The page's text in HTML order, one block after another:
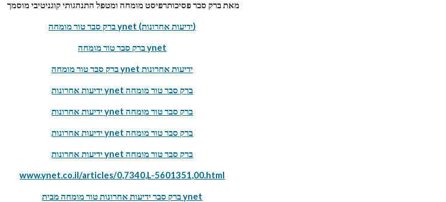
מאת ברק סבר פסיכותרפיסט מומחה ומטפל התנהגותי קוגניטיבי מוסמך
ברק סבר טור מומחה ynet (ידיעות אחרונות)
ברק סבר טור מומחה ynet
ברק סבר טור מומחה ynet ידיעות אחרונות
ידיעות אחרונות ynet ברק סבר טור מומחה
ידיעות אחרונות ynet ברק סבר טור מומחה
ידיעות אחרונות ynet ברק סבר טור מומחה
ידיעות אחרונות ynet ברק סבר טור מומחה
www.ynet.co.il/articles/0,7340,L-5601351,00.html
ברק סבר ידיעות אחרונות טור מומחה מבית ynet